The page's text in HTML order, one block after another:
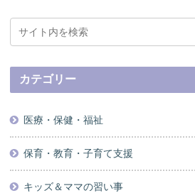
カテゴリー
医療・保健・福祉
保育・教育・子育て支援
キッズ＆ママの習い事